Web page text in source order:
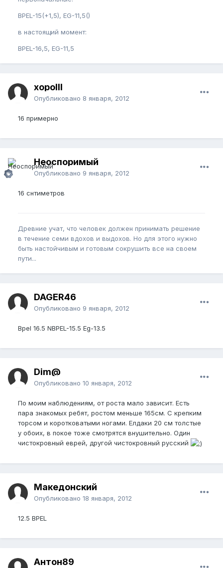
BPEL-15(+1,5), EG-11,5()
в настоящий момент:
BPEL-16,5, EG-11,5
xopolll
Опубликовано 8 января, 2012
16 примерно
Неоспоримый
Опубликовано 9 января, 2012
16 снтиметров
Древние учат, что человек должен принимать решение
в течение семи вдохов и выдохов. Но для этого нужно
быть настойчивым и готовым сокрушить все на своем
пути...
DAGER46
Опубликовано 9 января, 2012
Bpel 16.5 NBPEL-15.5 Eg-13.5
Dim@
Опубликовано 10 января, 2012
По моим наблюдениям, от роста мало зависит. Есть
пара знакомых ребят, ростом меньше 165см. С крепким
торсом и коротковатыми ногами. Елдаки 20 см толстые
у обоих, в покое тоже смотрятся внушительно. Один
чистокровный еврей, другой чистокровный русский
Македонский
Опубликовано 18 января, 2012
12.5 BPEL
Антон89